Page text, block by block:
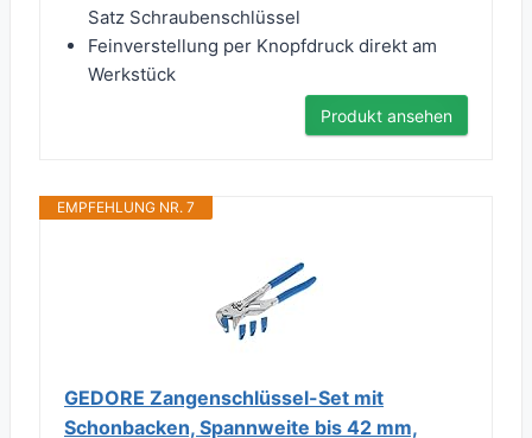
Satz Schraubenschlüssel
Feinverstellung per Knopfdruck direkt am
Werkstück
Produkt ansehen
EMPFEHLUNG NR. 7
GEDORE Zangenschlüssel-Set mit
Schonbacken, Spannweite bis 42 mm,